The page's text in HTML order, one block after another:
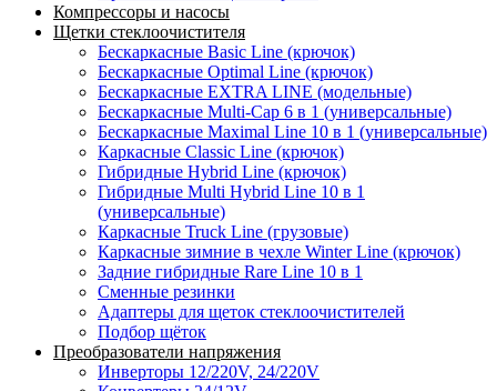
Компрессоры и насосы
Щетки стеклоочистителя
Бескаркасные Basic Line (крючок)
Бескаркасные Optimal Line (крючок)
Бескаркасные EXTRA LINE (модельные)
Бескаркасные Multi-Cap 6 в 1 (универсальные)
Бескаркасные Maximal Line 10 в 1 (универсальные)
Каркасные Classic Line (крючок)
Гибридные Hybrid Line (крючок)
Гибридные Multi Hybrid Line 10 в 1
(универсальные)
Каркасные Truck Line (грузовые)
Каркасные зимние в чехле Winter Line (крючок)
Задние гибридные Rare Line 10 в 1
Сменные резинки
Адаптеры для щеток стеклоочистителей
Подбор щёток
Преобразователи напряжения
Инверторы 12/220V, 24/220V